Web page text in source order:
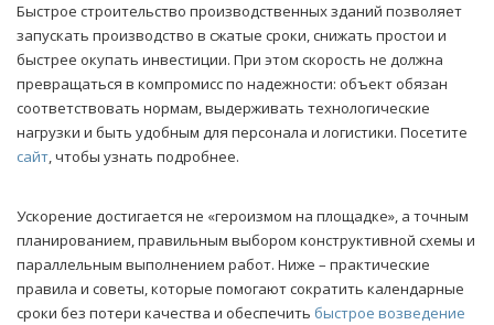
Быстрое строительство производственных зданий позволяет
запускать производство в сжатые сроки, снижать простои и
быстрее окупать инвестиции. При этом скорость не должна
превращаться в компромисс по надежности: объект обязан
соответствовать нормам, выдерживать технологические
нагрузки и быть удобным для персонала и логистики. Посетите
сайт, чтобы узнать подробнее.
Ускорение достигается не «героизмом на площадке», а точным
планированием, правильным выбором конструктивной схемы и
параллельным выполнением работ. Ниже – практические
правила и советы, которые помогают сократить календарные
сроки без потери качества и обеспечить быстрое возведение